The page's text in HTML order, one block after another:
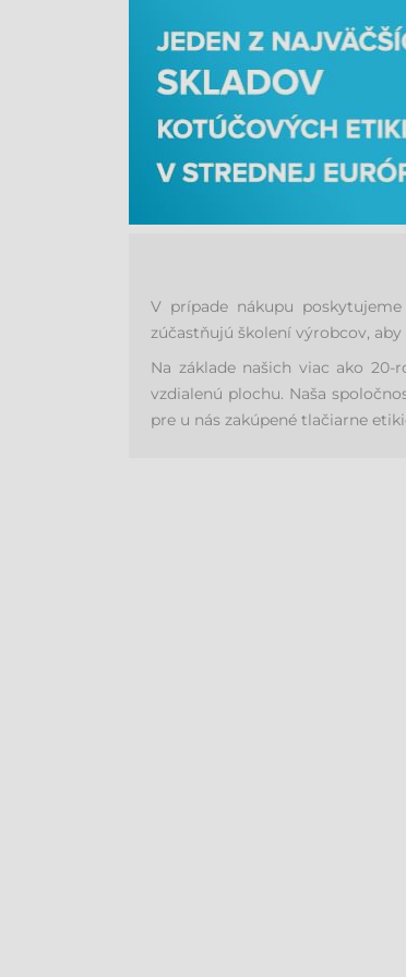
V prípade nákupu
zúčastňujú školení výrobcov,
Na základe našich viac ako
vzdialenú plochu. Naša
pre u nás zakúpené tlačiarne